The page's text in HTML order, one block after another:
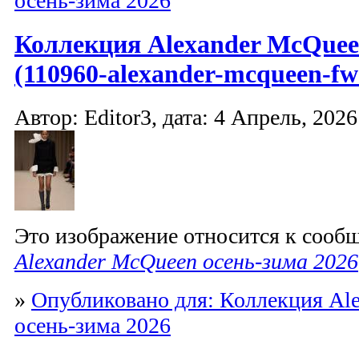
Коллекция Alexander
(110960-alexander-mcqueen-
Автор: Editor3, дата: 4 Апрель,
Это изображение относится к
Alexander McQueen осень-зима 2026
» Опубликовано для: Коллекция
осень-зима 2026